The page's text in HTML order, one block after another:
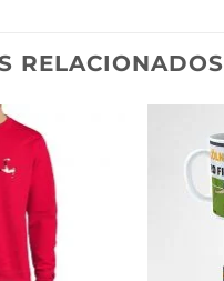
RELACIONADOS